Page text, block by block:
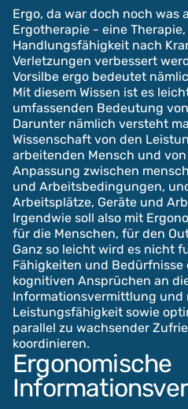
Ergo, da war doch noch was
Ergotherapie - eine
Handlungsfähigkeit nach
Verletzungen verbessert
Vorsilbe ergo bedeutet
Mit diesem Wissen ist es
umfassenden Bedeutung
Darunter nämlich versteht
Wissenschaft von den
arbeitenden Mensch und
Anpassung zwischen
und Arbeitsbedingungen,
Arbeitsplätze, Geräte und
Irgendwie soll also mit
für die Menschen, für den
Ganz so leicht wird es nicht
Fähigkeiten und Bedürfnisse
kognitiven Ansprüchen an
Informationsvermittlung und
Leistungsfähigkeit sowie
parallel zu wachsender
koordinieren.
Ergonomische